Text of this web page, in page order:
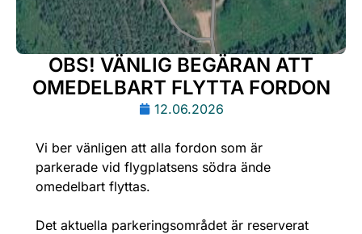
OBS! VÄNLIG BEGÄRAN ATT
OMEDELBART FLYTTA FORDON
12.06.2026
Vi ber vänligen att alla fordon som är
parkerade vid flygplatsens södra ände
omedelbart flyttas.
Det aktuella parkeringsområdet är reserverat